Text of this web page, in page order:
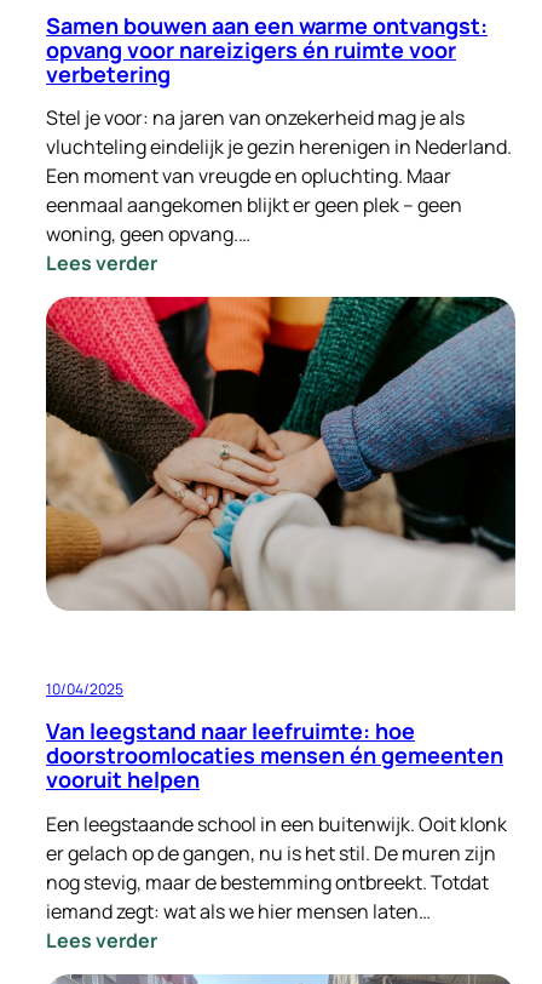
Samen bouwen aan een warme ontvangst:
opvang voor nareizigers én ruimte voor
verbetering
Stel je voor: na jaren van onzekerheid mag je als
vluchteling eindelijk je gezin herenigen in Nederland.
Een moment van vreugde en opluchting. Maar
eenmaal aangekomen blijkt er geen plek – geen
woning, geen opvang.…
Lees verder:
Samen
bouwen
aan
een
warme
ontvangst:
opvang
voor
nareizigers
én
ruimte
voor
10/04/2025
Van leegstand naar leefruimte: hoe
doorstroomlocaties mensen én gemeenten
vooruit helpen
Een leegstaande school in een buitenwijk. Ooit klonk
er gelach op de gangen, nu is het stil. De muren zijn
nog stevig, maar de bestemming ontbreekt. Totdat
iemand zegt: wat als we hier mensen laten…
Lees verder:
Van